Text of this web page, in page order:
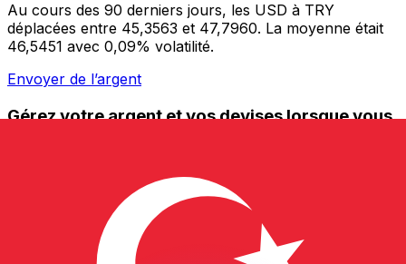
Au cours des 90 derniers jours, les USD à TRY
déplacées entre 45,3563 et 47,7960. La moyenne était
46,5451 avec 0,09% volatilité.
Envoyer de l’argent
Gérez votre argent et vos devises lorsque vous
L'application Xe réunit toutes les fonctionnalités
nécessaires pour vos transferts d'argent internationaux
et la gestion de vos devises. Convertissez des devises,
programmez des alertes de taux et transférez de
l'argent à l'étranger sans frais cachés. Téléchargez